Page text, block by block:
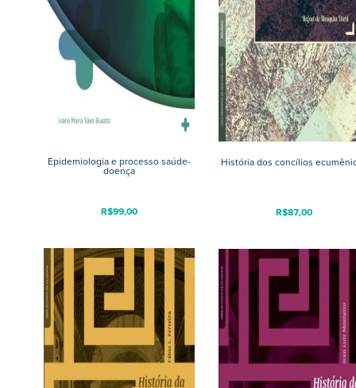
Epidemiologia e processo saúde-
doença
R$99,00
História dos concílios
R$87,00